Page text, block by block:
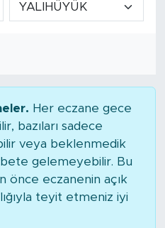
Her eczane gece
bazıları sadece
veya beklenmedik
gelemeyebilir. Bu
önce eczanenin açık
teyit etmeniz iyi